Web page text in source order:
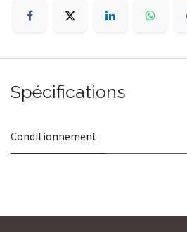
Spécifications
Conditionnement